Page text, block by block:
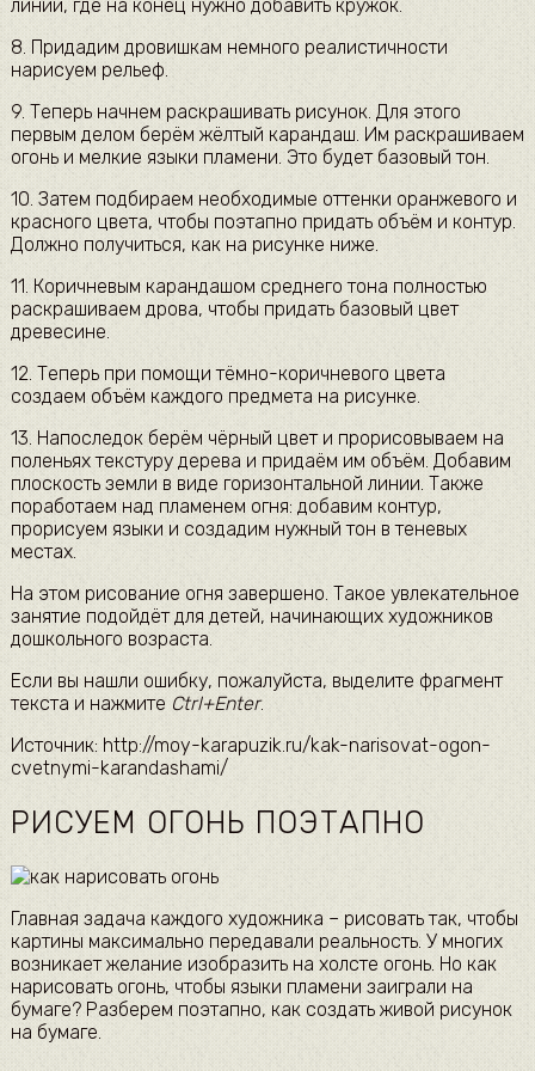
линий, где на конец нужно добавить кружок.
8. Придадим дровишкам немного реалистичности
нарисуем рельеф.
9. Теперь начнем раскрашивать рисунок. Для этого
первым делом берём жёлтый карандаш. Им раскрашиваем
огонь и мелкие языки пламени. Это будет базовый тон.
10. Затем подбираем необходимые оттенки оранжевого и
красного цвета, чтобы поэтапно придать объём и контур.
Должно получиться, как на рисунке ниже.
11. Коричневым карандашом среднего тона полностью
раскрашиваем дрова, чтобы придать базовый цвет
древесине.
12. Теперь при помощи тёмно-коричневого цвета
создаем объём каждого предмета на рисунке.
13. Напоследок берём чёрный цвет и прорисовываем на
поленьях текстуру дерева и придаём им объём. Добавим
плоскость земли в виде горизонтальной линии. Также
поработаем над пламенем огня: добавим контур,
прорисуем языки и создадим нужный тон в теневых
местах.
На этом рисование огня завершено. Такое увлекательное
занятие подойдёт для детей, начинающих художников
дошкольного возраста.
Если вы нашли ошибку, пожалуйста, выделите фрагмент
текста и нажмите Ctrl+Enter.
Источник: http://moy-karapuzik.ru/kak-narisovat-ogon-
cvetnymi-karandashami/
РИСУЕМ ОГОНЬ ПОЭТАПНО
Главная задача каждого художника – рисовать так, чтобы
картины максимально передавали реальность. У многих
возникает желание изобразить на холсте огонь. Но как
нарисовать огонь, чтобы языки пламени заиграли на
бумаге? Разберем поэтапно, как создать живой рисунок
на бумаге.